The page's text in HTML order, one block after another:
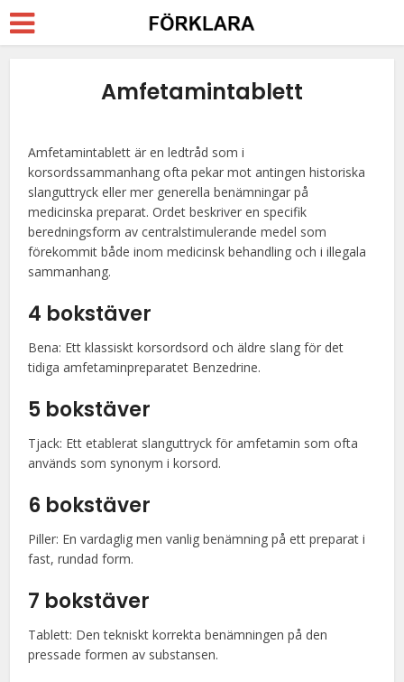
Amfetamintablett
Amfetamintablett är en ledtråd som i
korsordssammanhang ofta pekar mot antingen historiska
slanguttryck eller mer generella benämningar på
medicinska preparat. Ordet beskriver en specifik
beredningsform av centralstimulerande medel som
förekommit både inom medicinsk behandling och i illegala
sammanhang.
4 bokstäver
Bena: Ett klassiskt korsordsord och äldre slang för det
tidiga amfetaminpreparatet Benzedrine.
5 bokstäver
Tjack: Ett etablerat slanguttryck för amfetamin som ofta
används som synonym i korsord.
6 bokstäver
Piller: En vardaglig men vanlig benämning på ett preparat i
fast, rundad form.
7 bokstäver
Tablett: Den tekniskt korrekta benämningen på den
pressade formen av substansen.